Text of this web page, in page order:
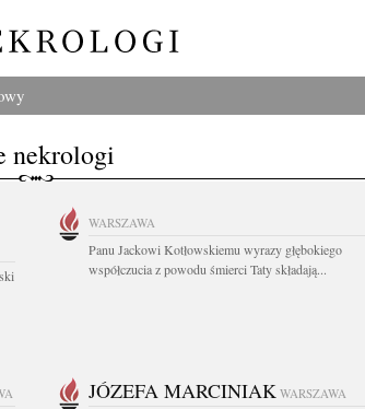
nekrologi
WARSZAWA
Panu Jackowi Kotłowskiemu wyrazy głębokiego
współczucia z powodu śmierci Taty składają...
JÓZEFA MARCINIAK WARSZAWA